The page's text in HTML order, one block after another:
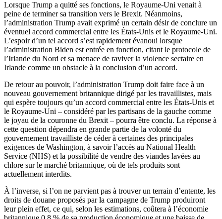
Lorsque Trump a quitté ses fonctions, le Royaume-Uni venait à
peine de terminer sa transition vers le Brexit. Néanmoins,
l’administration Trump avait exprimé un certain désir de conclure un
éventuel accord commercial entre les États-Unis et le Royaume-Uni.
L’espoir d’un tel accord s’est rapidement évanoui lorsque
l’administration Biden est entrée en fonction, citant le protocole de
l’Irlande du Nord et sa menace de raviver la violence sectaire en
Irlande comme un obstacle à la conclusion d’un accord.
De retour au pouvoir, l’administration Trump doit faire face à un
nouveau gouvernement britannique dirigé par les travaillistes, mais
qui espère toujours qu’un accord commercial entre les États-Unis et
le Royaume-Uni – considéré par les partisans de la gauche comme
le joyau de la couronne du Brexit – pourra être conclu. La réponse à
cette question dépendra en grande partie de la volonté du
gouvernement travailliste de céder à certaines des principales
exigences de Washington, à savoir l’accès au National Health
Service (NHS) et la possibilité de vendre des viandes lavées au
chlore sur le marché britannique, où de tels produits sont
actuellement interdits.
À l’inverse, si l’on ne parvient pas à trouver un terrain d’entente, les
droits de douane proposés par la campagne de Trump produiront
leur plein effet, ce qui, selon les estimations, coûtera à l’économie